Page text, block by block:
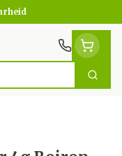
Zoek